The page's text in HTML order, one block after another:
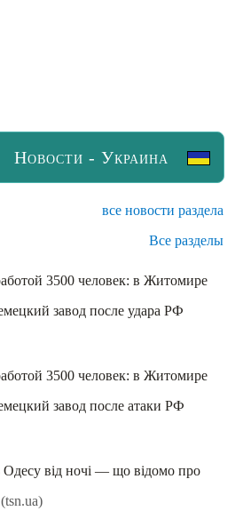
Новости - Украина
все новости раздела
Все разделы
3500 человек: в Житомире
завод после удара РФ
3500 человек: в Житомире
завод после атаки РФ
від ночі — що відомо про
(tsn.ua)